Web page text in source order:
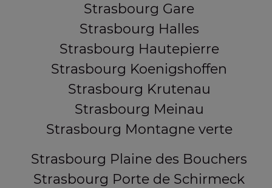
Strasbourg Gare
Strasbourg Halles
Strasbourg Hautepierre
Strasbourg Koenigshoffen
Strasbourg Krutenau
Strasbourg Meinau
Strasbourg Montagne verte
Strasbourg Plaine des Bouchers
Strasbourg Porte de Schirmeck